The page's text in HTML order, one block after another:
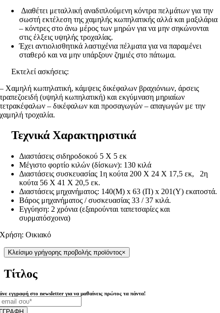
Διαθέτει μεταλλική αναδιπλούμενη κόντρα πελμάτων για την
σωστή εκτέλεση της χαμηλής κωπηλατικής αλλά και μαξιλάρια
– κόντρες στο άνω μέρος των μηρών για να μην σηκώνονται
στις έλξεις υψηλής τροχαλίας.
Έχει αντιολισθητικά λαστιχένια πέλματα για να παραμένει
σταθερό και να μην υπάρξουν ζημιές στο πάτωμα.
Εκτελεί ασκήσεις:
– Χαμηλή κωπηλατική, κάμψεις δικέφαλων βραχιόνιων, άρσεις
τραπεζοειδή (υψηλή κωπηλατική) και εκγύμναση μηριαίων
τετρακέφαλων – δικέφαλων και προσαγωγών – απαγωγών με την
χαμηλή τροχαλία.
Τεχνικά Χαρακτηριστικά
Διαστάσεις σιδηροδοκού 5 X 5 εκ
Μέγιστο φορτίο κιλών (δίσκων): 130 κιλά
Διαστάσεις συσκευασίας 1η κούτα 200 Χ 24 Χ 17,5 εκ, 2η
κούτα 56 Χ 41 Χ 20,5 εκ.
Διαστάσεις μηχανήματος: 140(Μ) x 63 (Π) x 201(Y) εκατοστά.
Βάρος μηχανήματος / συσκευασίας 33 / 37 κιλά.
Εγγύηση: 2 χρόνια (εξαιρούνται ταπετσαρίες και
συρματόσχοινα)
Χρήση: Οικιακό
Κλείσιμο γρήγορης προβολής προϊόντος×
Τίτλος
εγγραφή στο newsletter για να μαθαίνεις πρώτος τα πάντα!